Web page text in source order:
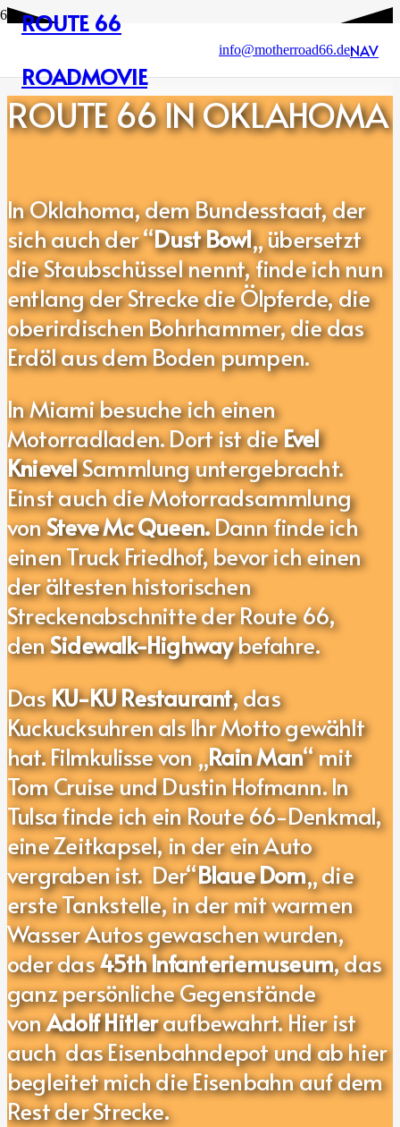
ROUTE 66
ROADMOVIE
info@motherroad66.deNAV
ROUTE 66 IN OKLAHOMA
In Oklahoma, dem Bundesstaat, der
sich auch der “Dust Bowl„ übersetzt
die Staubschüssel nennt, finde ich nun
entlang der Strecke die Ölpferde, die
oberirdischen Bohrhammer, die das
Erdöl aus dem Boden pumpen.
In Miami besuche ich einen
Motorradladen. Dort ist dieEvel
KnievelSammlung untergebracht.
Einst auch die Motorradsammlung
vonSteve Mc Queen.Dann finde ich
einen Truck Friedhof, bevor ich einen
der ältesten historischen
Streckenabschnitte der Route 66,
denSidewalk-Highwaybefahre.
DasKU-KU Restaurant, das
Kuckucksuhren als Ihr Motto gewählt
hat. Filmkulisse von „Rain Man“ mit
Tom Cruise und Dustin Hofmann. In
Tulsa finde ich ein Route 66-Denkmal,
eine Zeitkapsel, in der ein Auto
vergraben ist. Der“Blaue Dom„ die
erste Tankstelle, in der mit warmen
Wasser Autos gewaschen wurden,
oder das45th Infanteriemuseum, das
ganz persönliche Gegenstände
vonAdolf Hitleraufbewahrt. Hier ist
auch das Eisenbahndepot und ab hier
begleitet mich die Eisenbahn auf dem
Rest der Strecke.